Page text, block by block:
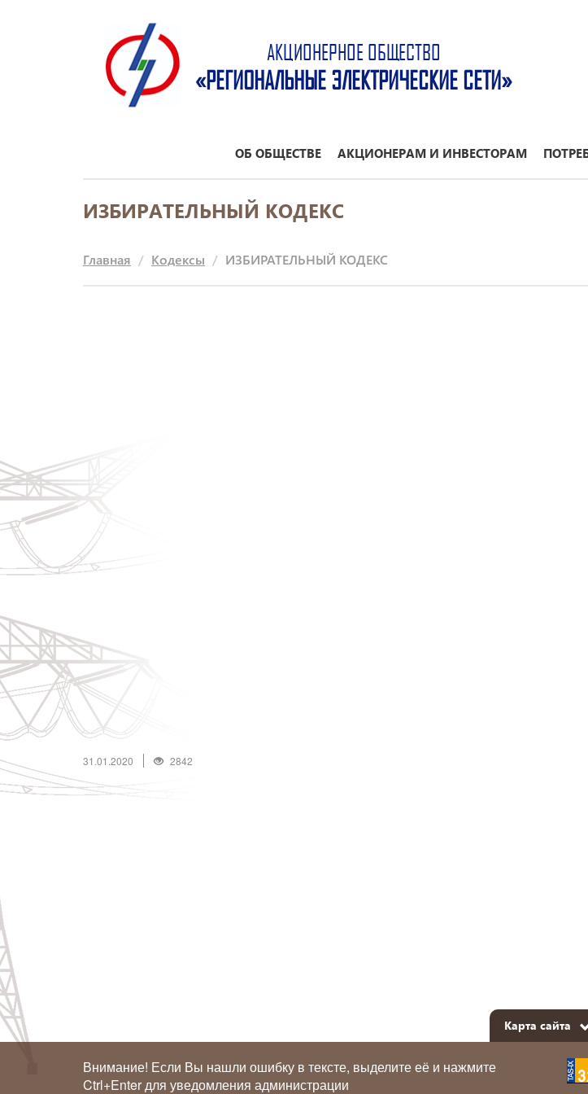
АКЦИОНЕРНОЕ ОБЩЕСТВО
«РЕГИОНАЛЬНЫЕ ЭЛЕКТРИЧЕСКИЕ СЕТИ»
ОБ ОБЩЕСТВЕ АКЦИОНЕРАМ И ИНВЕСТОРАМ
ИЗБИРАТЕЛЬНЫЙ КОДЕКС
Главная Кодексы ИЗБИРАТЕЛЬНЫЙ КОДЕКС
31.01.2020 2842
Карта сайта
Внимание! Если Вы нашли ошибку в тексте, выделите её и нажмите
Ctrl+Enter для уведомления администрации